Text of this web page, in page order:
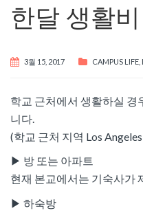
한달 생활비
3월 15, 2017 CAMPUS LIFE
학교 근처에서 생활하실 경
니다.
(학교 근처 지역 Los Angeles
▶ 방 또는 아파트
현재 본교에서는 기숙사가
▶ 하숙방